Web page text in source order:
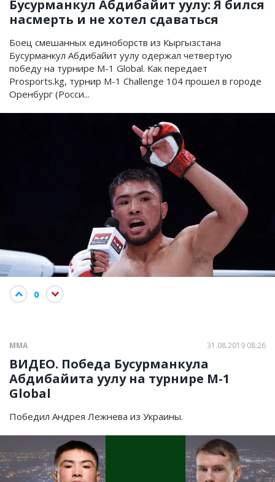
Бусурманкул Абдибайит уулу: Я бился
насмерть и не хотел сдаваться
Боец смешанных единоборств из Кыргызстана
Бусурманкул Абдибайит уулу одержал четвертую
победу на турнире М-1 Global. Как передает
Prosports.kg, турнир M-1 Challenge 104 прошел в городе
Оренбург (Росси...
0
ММА 31.08.2019 08:26
ВИДЕО. Победа Бусурманкула
Абдибайита уулу на турнире М-1
Global
Победил Андрея Лежнева из Украины.